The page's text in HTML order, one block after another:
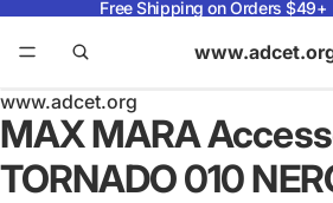
Free Shipping on Orders $49+
www.adcet.org
MAX MARA
TORNADO 010